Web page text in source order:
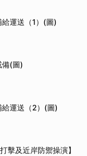
運送（1）(圖)
備(圖)
運送（2）(圖)
擊及近岸防禦操演】